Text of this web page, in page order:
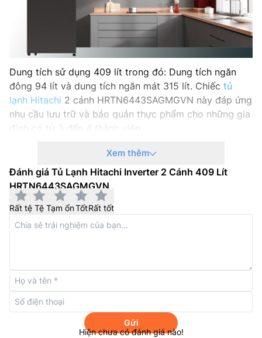
Xuất xứ: Thái Lan
Hãng sản xuất: Hitachi
Năm ra mắt: 2025
Dung tích sử dụng 409 lít trong đó: Dung tích ngăn
đông 94 lít và dung tích ngăn mát 315 lít. Chiếc tủ
lạnh Hitachi 2 cánh HRTN6443SAGMGVN này đáp ứng
nhu cầu lưu trữ và bảo quản thực phẩm cho những gia
đình có từ 3 đến 4 thành viên.
Điều khiển cảm biến kép
Tủ lạnh Hitachi ngăn đá trênHRTN6443SAGMGVN
được trang bị 2 cảm biến độc lập, tùy chỉnh độ lạnh
trong mỗi ngăn giúp gia tăng hiệu suất sử dụng năng
lượng và bảo quản thực phẩm thông qua việc kiểm
soát nhiệt độ một cách toàn diện và chính xác. Cảm
Xem thêm
Đánh giá Tủ Lạnh Hitachi Inverter 2 Cánh 409 Lít
HRTN6443SAGMGVN
Rất tệ Tệ Tạm ổnTốtRất tốt
Gửi
Hiện chưa có đánh giá nào!